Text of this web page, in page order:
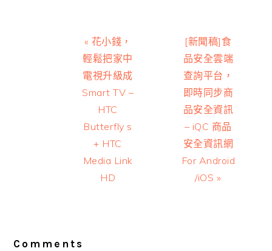
Previous
Post:
« 花小錢，
輕鬆把家中
電視升級成
Smart TV –
HTC
Butterfly s
+ HTC
Media Link
HD
Next
Post:
[新聞稿]食
品安全雲端
查詢平台，
即時同步商
品安全資訊
– iQC 商品
安全資訊網
For Android
/iOS »
Comments